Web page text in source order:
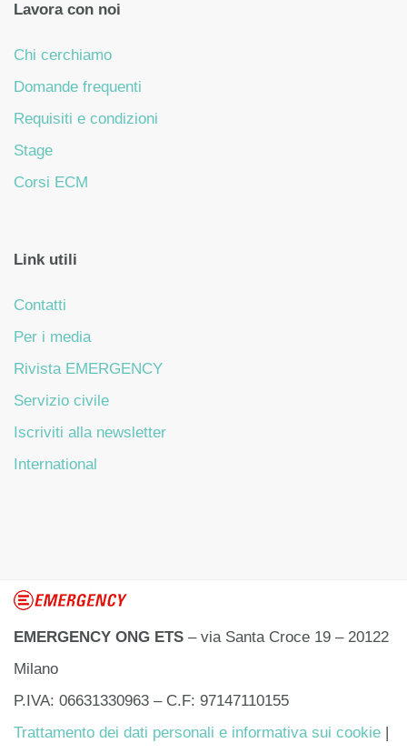
Lavora con noi
Chi cerchiamo
Domande frequenti
Requisiti e condizioni
Stage
Corsi ECM
Link utili
Contatti
Per i media
Rivista EMERGENCY
Servizio civile
Iscriviti alla newsletter
International
EMERGENCY ONG ETS – via Santa Croce 19 – 20122
Milano
P.IVA: 06631330963 – C.F: 97147110155
Trattamento dei dati personali e informativa sui cookie